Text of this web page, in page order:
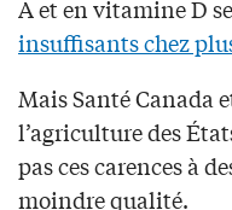
A et en vitamine D
insuffisants chez
Mais Santé Canada
l’agriculture des
pas ces carences à
moindre qualité.